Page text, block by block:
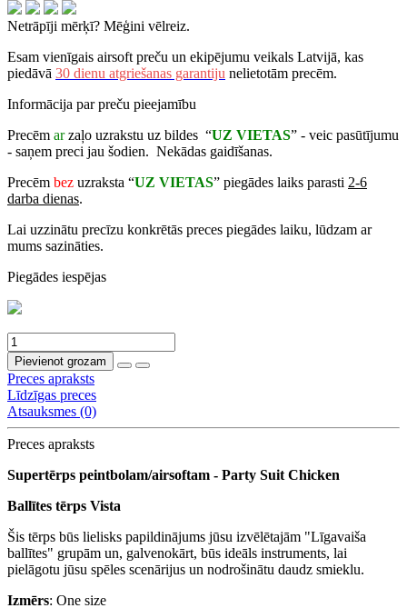
Netrāpīji mērķī? Mēģini vēlreiz.
Esam vienīgais airsoft preču un ekipējumu veikals Latvijā, kas
piedāvā 30 dienu atgriešanas garantiju nelietotām precēm.
Informācija par preču pieejamību
Precēm arzaļo uzrakstu uz bildes “UZ VIETAS” - veic pasūtījumu
- saņem preci jau šodien. Nekādas gaidīšanas.
Precēm bez uzraksta “UZ VIETAS” piegādes laiks parasti 2-6
darba dienas.
Lai uzzinātu precīzu konkrētās preces piegādes laiku, lūdzam ar
mums sazināties.
Piegādes iespējas
Pievienot grozam
Preces apraksts
Līdzīgas preces
Atsauksmes (0)
Preces apraksts
Supertērps peintbolam/airsoftam - Party Suit Chicken
Ballītes tērps Vista
Šis tērps būs lielisks papildinājums jūsu izvēlētajām "Līgavaiša
ballītes" grupām un, galvenokārt, būs ideāls instruments, lai
pielāgotu jūsu spēles scenārijus un nodrošinātu daudz smieklu.
Izmērs: One size